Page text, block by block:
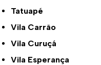
Tatuapé
Vila Carrão
Vila Curuçá
Vila Esperança